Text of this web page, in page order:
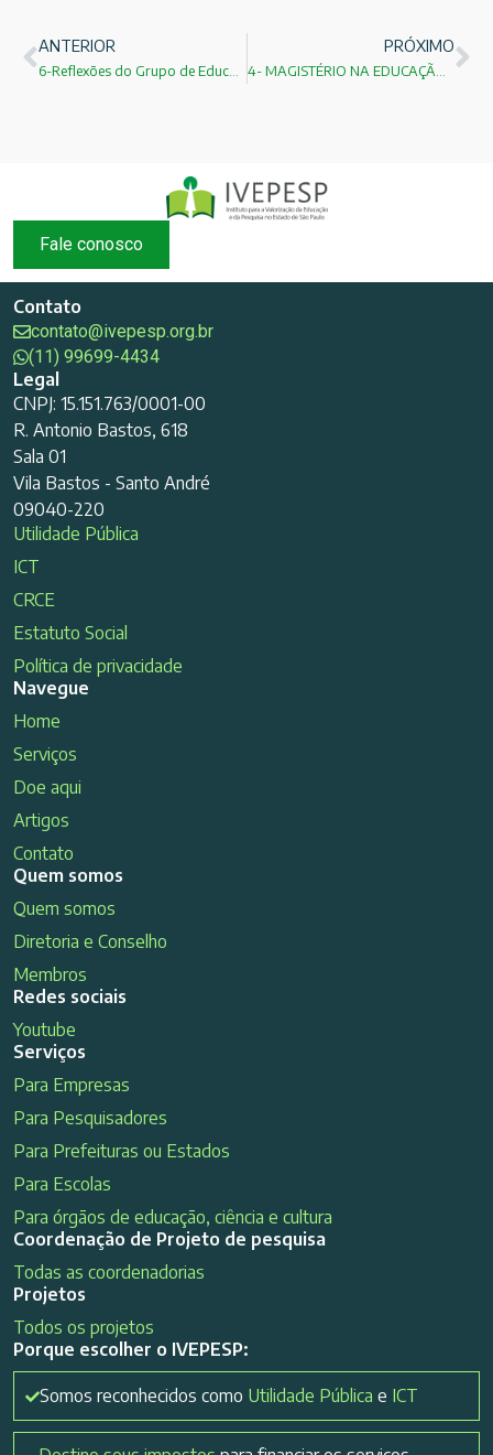
ANTERIOR PRÓXIMO
Fale conosco
Contato
contato@ivepesp.org.br
(11) 99699-4434
Legal
CNPJ: 15.151.763/0001-00
R. Antonio Bastos, 618
Sala 01
Vila Bastos - Santo André
09040-220
Utilidade Pública
ICT
CRCE
Estatuto Social
Política de privacidade
Navegue
Home
Serviços
Doe aqui
Artigos
Contato
Quem somos
Quem somos
Diretoria e Conselho
Membros
Redes sociais
Youtube
Serviços
Para Empresas
Para Pesquisadores
Para Prefeituras ou Estados
Para Escolas
Para órgãos de educação, ciência e cultura
Coordenação de Projeto de pesquisa
Todas as coordenadorias
Projetos
Todos os projetos
Porque escolher o IVEPESP:
Somos reconhecidos como Utilidade Pública e ICT